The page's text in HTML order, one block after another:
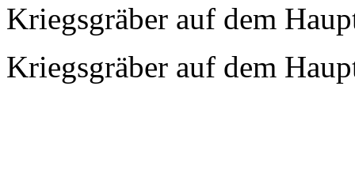
Kriegsgräber auf dem
Kriegsgräber auf dem